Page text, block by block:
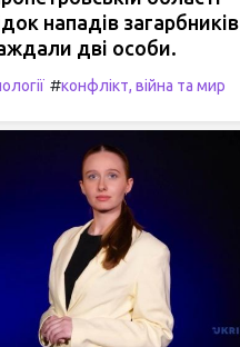
нападів загарбників
дві особи.
#конфлікт, війна та мир